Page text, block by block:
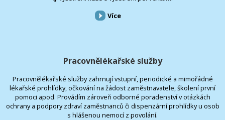
Více
Pracovnělékařské služby
Pracovnělékařské služby zahrnují vstupní, periodické a mimořádné
lékařské prohlídky, očkování na žádost zaměstnavatele, školení první
pomoci apod. Provádím zároveň odborné poradenství v otázkách
ochrany a podpory zdraví zaměstnanců či dispenzární prohlídky u osob
s hlášenou nemocí z povolání.